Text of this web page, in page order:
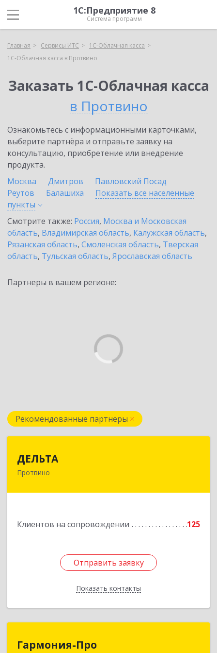
1С:Предприятие 8
Система программ
Главная Сервисы ИТС
1С-Облачная касса
1С-Облачная касса в Протвино
Заказать 1С-Облачная касса
в Протвино
Ознакомьтесь с информационными карточками,
выберите партнёра и отправьте заявку на
консультацию, приобретение или внедрение
продукта.
Москва
Дмитров
Павловский Посад
Реутов
Балашиха
Показать все населенные
пункты
Смотрите также: Россия, Москва и Московская
область, Владимирская область, Калужская область,
Рязанская область, Смоленская область, Тверская
область, Тульская область, Ярославская область
Партнеры в вашем регионе:
Рекомендованные партнеры
ДЕЛЬТА
Протвино
Клиентов на сопровождении 125
Отправить заявку
Показать контакты
Отправить заявку
Назад
Гармония-Про